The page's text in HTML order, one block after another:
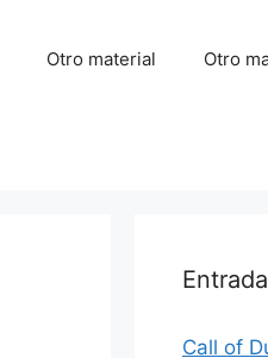
Otro material Otro
Call of